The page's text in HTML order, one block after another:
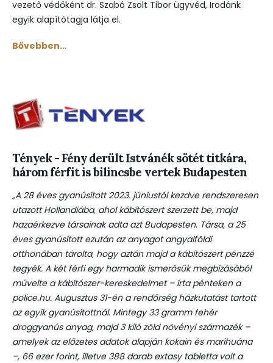
vezető védőként dr. Szabó Zsolt Tibor ügyvéd, Irodánk
egyik alapítótagja látja el.
Bővebben…
Tények - Fény derült Istvánék sötét titkára,
három férfit is bilincsbe vertek Budapesten
„A 28 éves gyanúsított 2023. júniustól kezdve rendszeresen
utazott Hollandiába, ahol kábítószert szerzett be, majd
hazaérkezve társainak adta azt Budapesten. Társa, a 25
éves gyanúsított ezután az anyagot angyalföldi
otthonában tárolta, hogy aztán majd a kábítószert pénzzé
tegyék. A két férfi egy harmadik ismerősük megbízásából
művelte a kábítószer-kereskedelmet – írta pénteken a
police.hu. Augusztus 31-én a rendőrség házkutatást tartott
az egyik gyanúsítottnál. Mintegy 33 gramm fehér
droggyanús anyag, majd 3 kiló zöld növényi származék –
amelyek az előzetes adatok alapján kokain és marihuána
–, 66 ezer forint, illetve 388 darab extasy tabletta volt a